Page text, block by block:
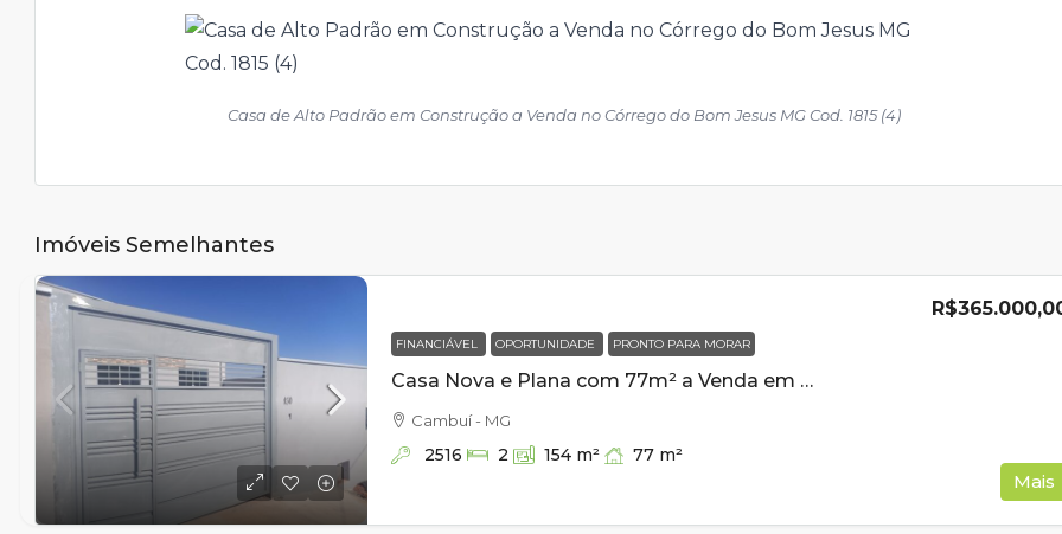
Casa de Alto Padrão em Construção a Venda no Córrego do Bom Jesus MG Cod. 1815 (4)
Imóveis Semelhantes
FINANCIÁVEL OPORTUNIDADE PRONTO PARA MORAR
Casa Nova e Plana com 77m² a Venda em Cambui MG
Cambuí - MG
2516 2 154 m² 77 m²
Mais